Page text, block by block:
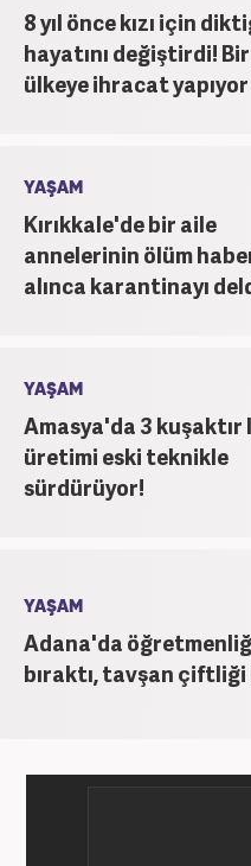
8 yıl önce kızı için
hayatını değiştirdi!
ülkeye ihracat yapıyor
YAŞAM
Kırıkkale'de bir aile
annelerinin ölüm
alınca karantinayı
YAŞAM
Amasya'da 3 kuşaktır
üretimi eski teknikle
sürdürüyor!
YAŞAM
Adana'da
bıraktı, tavşan